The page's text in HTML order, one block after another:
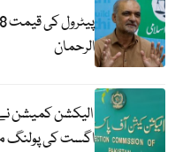
الرحمان
اگست کی پولنگ